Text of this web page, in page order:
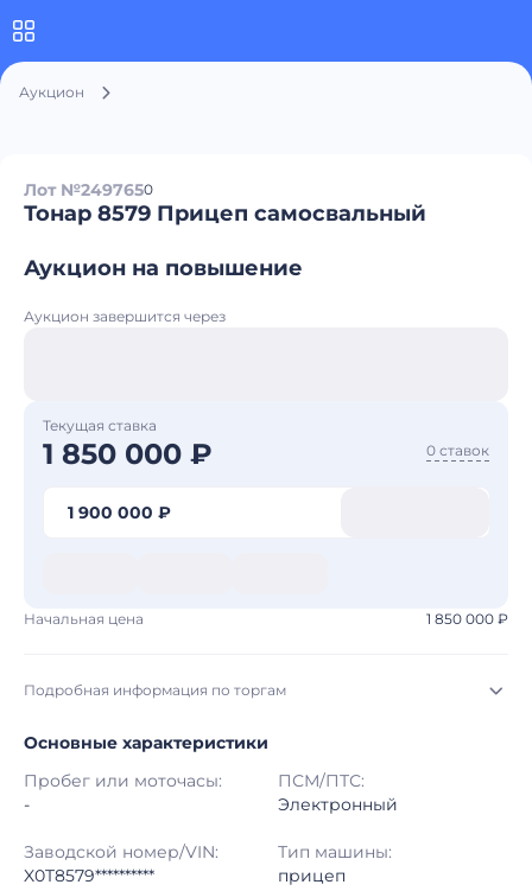
Аукцион
Лот №2497650
Тонар 8579 Прицеп самосвальный
Аукцион на повышение
Аукцион завершится через
Текущая ставка
1 850 000 ₽ 0 ставок
1 900 000 ₽
Начальная цена 1 850 000 ₽
Подробная информация по торгам
Начало торгов: 05.08.2026, 23:28 МСК
13.08.2026, 00:28 МСК
Тип аукциона: Открытые торги
Основные характеристики
Пробег или моточасы:
-
ПСМ/ПТС:
Электронный
Заводской номер/VIN:
X0T8579**********
Тип машины:
прицеп